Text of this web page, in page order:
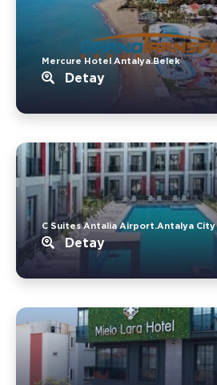
Mercure Hotel Antalya.Belek
Detay
C Suites Antalia Airport.Antalya City
Detay